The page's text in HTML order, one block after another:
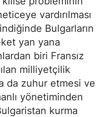
vardırılması
Bulgarların
yan yana
biri Fransız
milliyetçilik
da zuhur etmesi ve
yönetiminden
kurma